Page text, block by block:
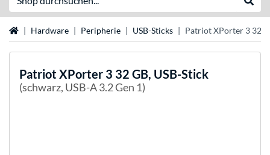
StartseiteHardware Peripherie USB-Sticks Patriot XPorter 3 32
PatriotXPorter 3 32 GB, USB-Stick
(schwarz, USB-A 3.2 Gen 1)